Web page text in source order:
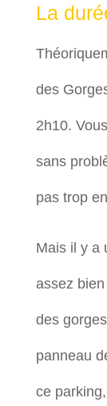
La
des
2h10.
sans
pas trop
Mais il y a
assez
des
panneau
ce